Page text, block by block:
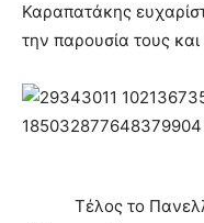
Καραπατάκης
την παρουσία τους
Τέλος το